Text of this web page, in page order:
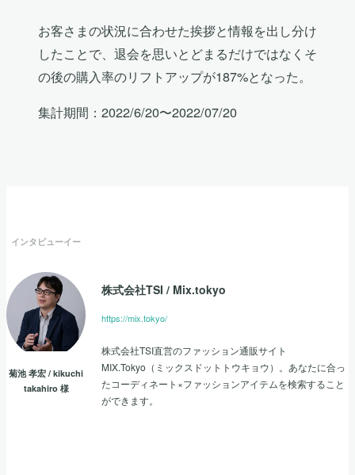
お客さまの状況に合わせた挨拶と情報を出し分け
したことで、退会を思いとどまるだけではなくそ
の後の購入率のリフトアップが187%となった。
集計期間：2022/6/20〜2022/07/20
インタビューイー
菊池 孝宏 / kikuchi
takahiro様
株式会社TSI / Mix.tokyo
https://mix.tokyo/
株式会社TSI直営のファッション通販サイト
MIX.Tokyo（ミックスドットトウキョウ）。あなたに合っ
たコーディネート×ファッションアイテムを検索すること
ができます。